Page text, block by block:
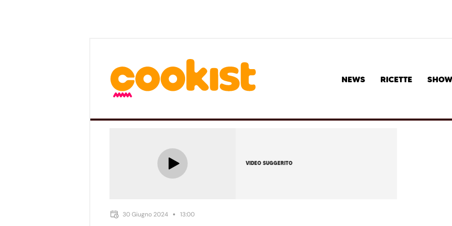
NEWS RICETTE SHOW
VIDEO SUGGERITO
30 Giugno 2024 13:00